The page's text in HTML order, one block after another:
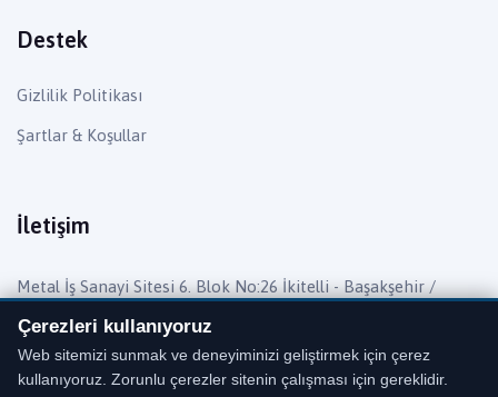
Destek
Gizlilik Politikası
Şartlar & Koşullar
İletişim
Metal İş Sanayi Sitesi 6. Blok No:26 İkitelli - Başakşehir /
Telefon: 0 (212) 482 27 55
Mail: info@barisyedekparca.com.tr
Çerezleri kullanıyoruz
Web sitemizi sunmak ve deneyiminizi geliştirmek için çerez
kullanıyoruz. Zorunlu çerezler sitenin çalışması için gereklidir.